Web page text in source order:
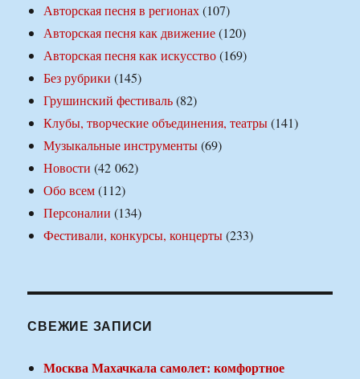
Авторская песня в регионах(107)
Авторская песня как движение(120)
Авторская песня как искусство(169)
Без рубрики (145)
Грушинский фестиваль(82)
Клубы, творческие объединения, театры(141)
Музыкальные инструменты(69)
Новости (42 062)
Обо всем(112)
Персоналии (134)
Фестивали, конкурсы, концерты(233)
СВЕЖИЕ ЗАПИСИ
Москва Махачкала самолет: комфортное